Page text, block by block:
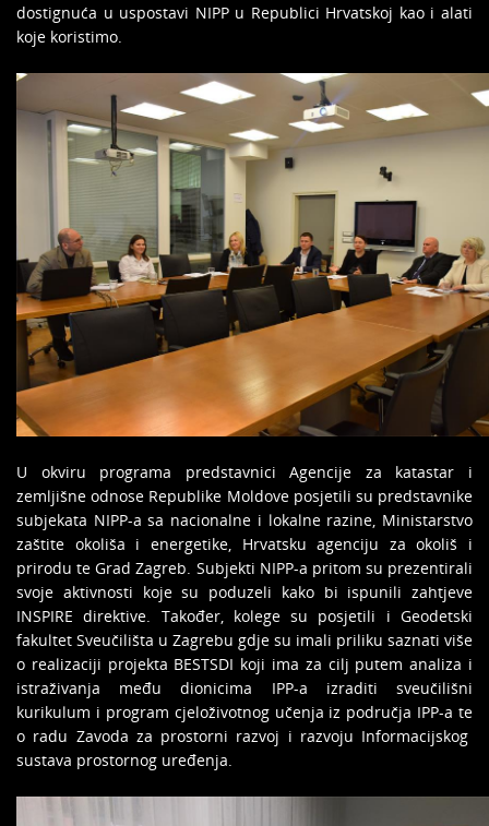
dostignuća u uspostavi NIPP u Republici Hrvatskoj kao i alati
koje koristimo.
U okviru programa predstavnici Agencije za katastar i
zemljišne odnose Republike Moldove posjetili su predstavnike
subjekata NIPP-a sa nacionalne i lokalne razine, Ministarstvo
zaštite okoliša i energetike, Hrvatsku agenciju za okoliš i
prirodu te Grad Zagreb. Subjekti NIPP-a pritom su prezentirali
svoje aktivnosti koje su poduzeli kako bi ispunili zahtjeve
INSPIRE direktive. Također, kolege su posjetili i Geodetski
fakultet Sveučilišta u Zagrebu gdje su imali priliku saznati više
o realizaciji projekta BESTSDI koji ima za cilj putem analiza i
istraživanja među dionicima IPP-a izraditi sveučilišni
kurikulum i program cjeloživotnog učenja iz područja IPP-a te
o radu Zavoda za prostorni razvoj i razvoju Informacijskog
sustava prostornog uređenja.